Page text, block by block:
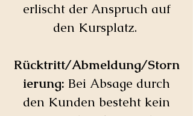
erlischt der Anspruch auf
den Kursplatz.
Rücktritt/Abmeldung/Storn
ierung: Bei Absage durch
den Kunden besteht kein